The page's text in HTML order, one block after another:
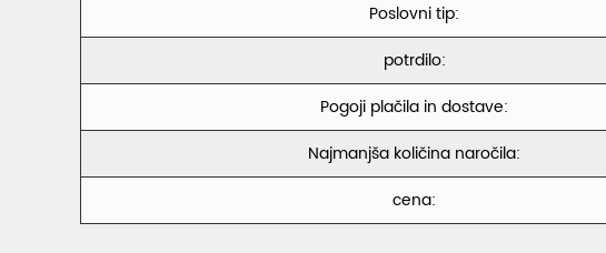
Poslovni tip:
potrdilo:
Pogoji plačila in dostave:
Najmanjša količina naročila:
cena: